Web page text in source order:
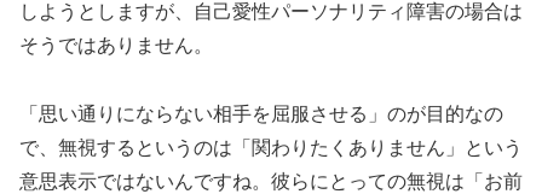
しようとしますが、自己愛性パーソナリティ障害の場合は
そうではありません。
「思い通りにならない相手を屈服させる」のが目的なの
で、無視するというのは「関わりたくありません」という
意思表示ではないんですね。彼らにとっての無視は「お前